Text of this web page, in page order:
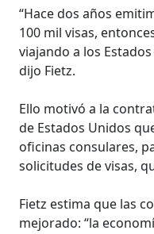
“Hace dos años
100 mil visas,
viajando a los
dijo Fietz.
Ello motivó a la
de Estados Unidos
oficinas consulares,
solicitudes de visas,
Fietz estima que las
mejorado: “la